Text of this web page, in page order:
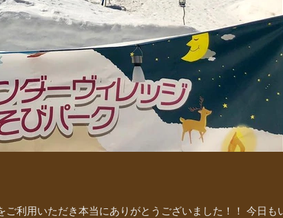
利用いただき本当にありがとうございました！！ 今日もい